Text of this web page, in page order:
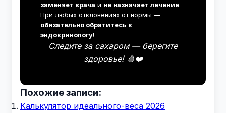
заменяет врача и не назначает лечение.
При любых отклонениях от нормы —
обязательно обратитесь к
эндокринологу!
Следите за сахаром — берегите
здоровье! 🩸❤️
Похожие записи:
Калькулятор идеального-веса 2026